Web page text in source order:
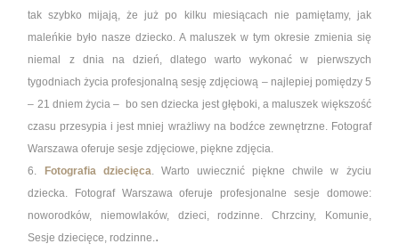
tak szybko mijają, że już po kilku miesiącach nie pamiętamy, jak
maleńkie było nasze dziecko. A maluszek w tym okresie zmienia się
niemal z dnia na dzień, dlatego warto wykonać w pierwszych
tygodniach życia profesjonalną sesję zdjęciową – najlepiej pomiędzy 5
– 21 dniem życia – bo sen dziecka jest głęboki, a maluszek większość
czasu przesypia i jest mniej wrażliwy na bodźce zewnętrzne. Fotograf
Warszawa oferuje sesje zdjęciowe, piękne zdjęcia.
6. Fotografia dziecięca . Warto uwiecznić piękne chwile w życiu
dziecka. Fotograf Warszawa oferuje profesjonalne sesje domowe:
noworodków, niemowlaków, dzieci, rodzinne. Chrzciny, Komunie,
Sesje dziecięce, rodzinne. .